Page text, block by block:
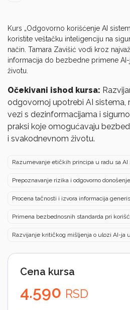
Kurs „Odgovorno korišćenje AI
koristite veštačku inteligenciju na
način. Tamara Zavišić vodi kroz
informacija do bezbedne primene
životu.
Očekivani ishod kursa:
odgovornoj upotrebi AI sistema,
vezi s dezinformacijama i
praksi koje omogućavaju
i svakodnevnom životu.
Razumevanje etičkih principa u radu sa
Prepoznavanje rizika i odgovorno
Procena tačnosti i izvora informacija
Primena bezbednosnih standarda pri
Razvijanje kritičkog mišljenja o ulozi AI-ja
Cena kursa
4.590 RSD